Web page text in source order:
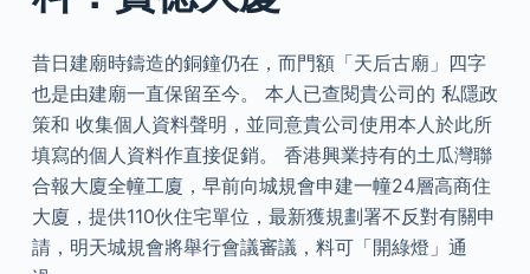
昔日建廟時鑄造的銅鐘仍在，而門額「天后古廟」四字
也是由建廟一直保留至今。 本人已查閱貴公司的 私隱政
策和 收集個人資料聲明，並同意貴公司使用本人於此所
填寫的個人資料作直接促銷。 香港興業持有的土瓜灣聯
合報大廈全幢工廈，早前向城規會申建一幢24層高商住
大廈，提供110伙住宅單位，最新獲規劃署不反對有關申
請，明天城規會將舉行會議審議，料可「開綠燈」通